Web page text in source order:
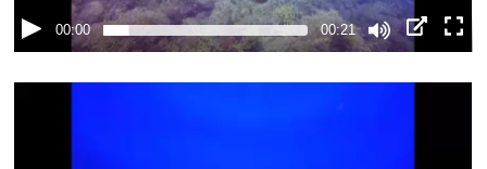
00:00 00:21